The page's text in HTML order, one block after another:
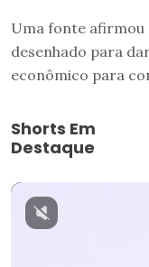
Uma fonte afirmou
desenhado para
econômico para
Shorts Em
Destaque